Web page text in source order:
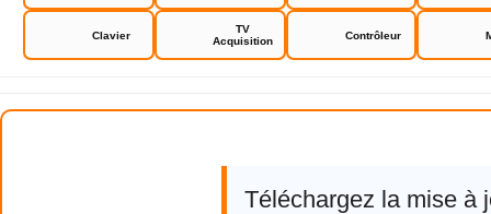
Clavier
TV
Acquisition
Contrôleur
Creative Live! Cam Socialize HD
Téléchargez la mise à